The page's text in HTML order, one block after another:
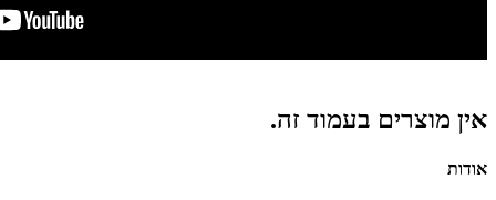
אין מוצרים בעמוד זה.
אודות